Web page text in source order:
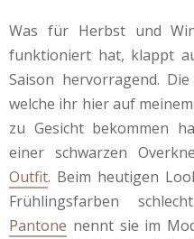
Was für Herbst und
funktioniert hat, klappt
Saison hervorragend.
welche ihr hier auf
zu Gesicht bekommen
einer schwarzen
Outfit. Beim heutigen
Frühlingsfarben
Pantone nennt sie im